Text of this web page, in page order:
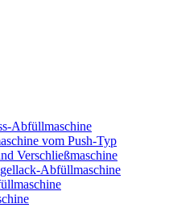
Abfüllmaschine
vom Push-Typ
Verschließmaschine
Abfüllmaschine